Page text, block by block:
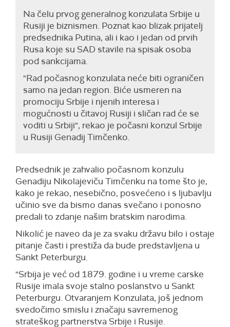
Na čelu prvog generalnog konzulata Srbije u
Rusiji je biznismen. Poznat kao blizak prijatelj
predsednika Putina, ali i kao i jedan od prvih
Rusa koje su SAD stavile na spisak osoba
pod sankcijama.
"Rad počasnog konzulata neće biti ograničen
samo na jedan region. Biće usmeren na
promociju Srbije i njenih interesa i
mogućnosti u čitavoj Rusiji i sličan rad će se
voditi u Srbiji", rekao je počasni konzul Srbije
u Rusiji Genadij Timčenko.
Predsednik je zahvalio počasnom konzulu
Genadiju Nikolajeviču Timčenku na tome što je,
kako je rekao, nesebično, posvećeno i s ljubavlju
učinio sve da bismo danas svečano i ponosno
predali to zdanje našim bratskim narodima.
Nikolić je naveo da je za svaku državu bilo i ostaje
pitanje časti i prestiža da bude predstavljena u
Sankt Peterburgu.
"Srbija je već od 1879. godine i u vreme carske
Rusije imala svoje stalno poslanstvo u Sankt
Peterburgu. Otvaranjem Konzulata, još jednom
svedočimo smislu i značaju savremenog
strateškog partnerstva Srbije i Rusije.